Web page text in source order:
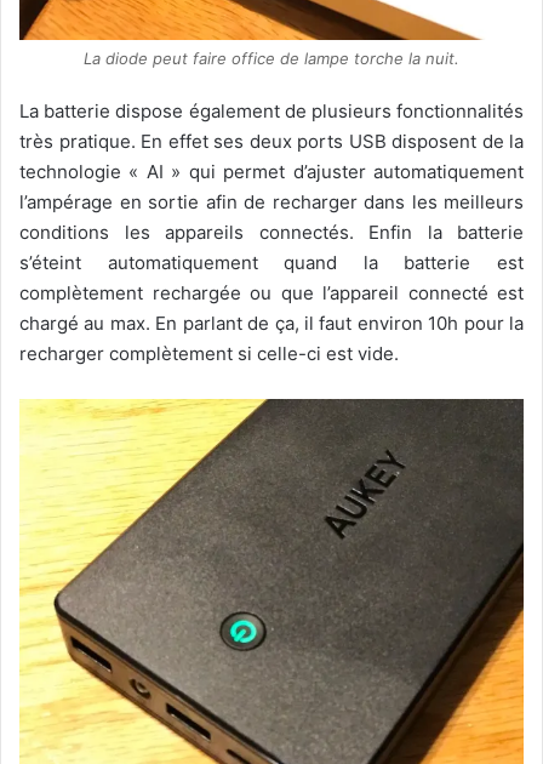
La diode peut faire office de lampe torche la nuit.
La batterie dispose également de plusieurs fonctionnalités
très pratique. En effet ses deux ports USB disposent de la
technologie « AI » qui permet d’ajuster automatiquement
l’ampérage en sortie afin de recharger dans les meilleurs
conditions les appareils connectés. Enfin la batterie
s’éteint automatiquement quand la batterie est
complètement rechargée ou que l’appareil connecté est
chargé au max. En parlant de ça, il faut environ 10h pour la
recharger complètement si celle-ci est vide.